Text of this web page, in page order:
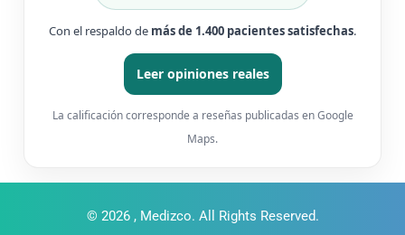
Con el respaldo de más de 1.400 pacientes satisfechas.
Leer opiniones reales
La calificación corresponde a reseñas publicadas en Google
Maps.
© 2026 , Medizco. All Rights Reserved.